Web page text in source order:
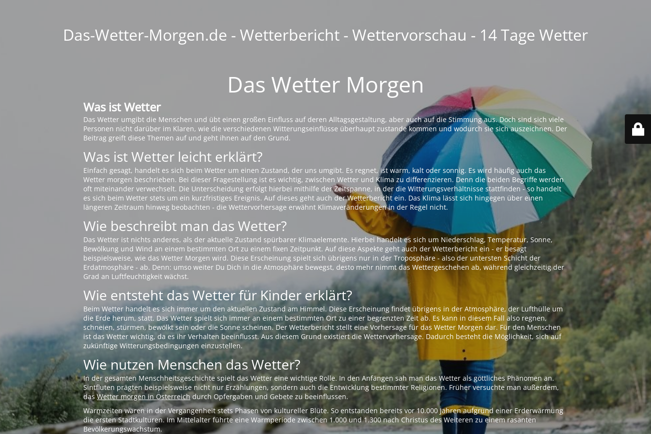
Das-Wetter-Morgen.de - Wetterbericht - Wettervorschau - 14 Tage Wetter
Das Wetter Morgen
Was ist Wetter
Das Wetter umgibt die Menschen und übt einen großen Einfluss auf deren Alltagsgestaltung, aber auch auf die Stimmung aus. Doch sind sich viele
Personen nicht darüber im Klaren, wie die verschiedenen Witterungseinflüsse überhaupt zustande kommen und wodurch sie sich auszeichnen. Der
Beitrag greift diese Themen auf und geht ihnen auf den Grund.
Was ist Wetter leicht erklärt?
Einfach gesagt, handelt es sich beim Wetter um einen Zustand, der uns umgibt. Es regnet, ist warm, kalt oder sonnig. Es wird häufig auch das
Wetter morgen beschrieben. Bei dieser Fragestellung ist es wichtig, zwischen Wetter und Klima zu differenzieren. Denn die beiden Begriffe werden
oft miteinander verwechselt. Die Unterscheidung erfolgt hierbei mithilfe der Zeitspanne, in der die Witterungsverhältnisse stattfinden - so handelt
es sich beim Wetter stets um ein kurzfristiges Ereignis. Auf dieses geht auch der Wetterbericht ein. Das Klima lässt sich hingegen über einen
längeren Zeitraum hinweg beobachten - die Wettervorhersage erwähnt Klimaveränderungen in der Regel nicht.
Wie beschreibt man das Wetter?
Das Wetter ist nichts anderes, als der aktuelle Zustand spürbarer Klimaelemente. Hierbei handelt es sich um Niederschlag, Temperatur, Sonne,
Bewölkung und Wind an einem bestimmten Ort zu einem fixen Zeitpunkt. Auf diese Aspekte geht auch der Wetterbericht ein - er besagt
beispielsweise, wie das Wetter Morgen wird. Diese Erscheinung spielt sich übrigens nur in der Troposphäre - also der untersten Schicht der
Erdatmosphäre - ab. Denn: umso weiter Du Dich in die Atmosphäre bewegst, desto mehr nimmt das Wettergeschehen ab, während gleichzeitig der
Grad an Luftfeuchtigkeit wächst.
Wie entsteht das Wetter für Kinder erklärt?
Beim Wetter handelt es sich immer um den aktuellen Zustand am Himmel. Diese Erscheinung findet übrigens in der Atmosphäre, der Lufthülle um
die Erde herum, statt. Das Wetter spielt sich immer an einem bestimmten Ort zu einer begrenzten Zeit ab. Es kann in diesem Fall also regnen,
schneien, stürmen, bewölkt sein oder die Sonne scheinen. Der Wetterbericht stellt eine Vorhersage für das Wetter Morgen dar. Für den Menschen
ist das Wetter wichtig, da es ihr Verhalten beeinflusst. Aus diesem Grund existiert die Wettervorhersage. Dadurch besteht die Möglichkeit, sich auf
zukünftige Witterungsbedingungen einzustellen.
Wie nutzen Menschen das Wetter?
In der gesamten Menschheitsgeschichte spielt das Wetter eine wichtige Rolle. In den Anfängen sah man das Wetter als göttliches Phänomen an.
Sintfluten prägten beispielsweise nicht nur Erzählungen, sondern auch die Entwicklung bestimmter Religionen. Früher versuchte man außerdem,
dasWetter morgen in Österreichdurch Opfergaben und Gebete zu beeinflussen.
Warmzeiten waren in der Vergangenheit stets Phasen von kultureller Blüte. So entstanden bereits vor 10.000 Jahren aufgrund einer Erderwärmung
die ersten Stadtkulturen. Im Mittelalter führte eine Warmperiode zwischen 1.000 und 1.300 nach Christus des Weiteren zu einem rasanten
Bevölkerungswachstum.